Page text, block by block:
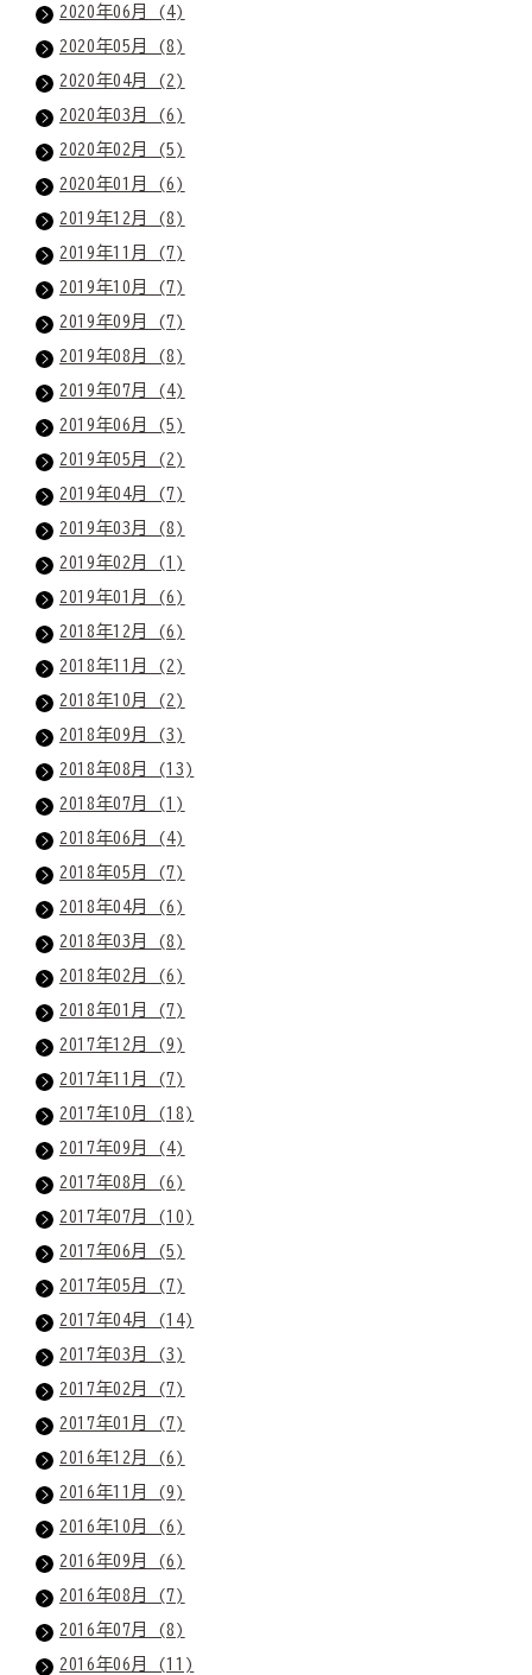
2020年06月 (4)
2020年05月 (8)
2020年04月 (2)
2020年03月 (6)
2020年02月 (5)
2020年01月 (6)
2019年12月 (8)
2019年11月 (7)
2019年10月 (7)
2019年09月 (7)
2019年08月 (8)
2019年07月 (4)
2019年06月 (5)
2019年05月 (2)
2019年04月 (7)
2019年03月 (8)
2019年02月 (1)
2019年01月 (6)
2018年12月 (6)
2018年11月 (2)
2018年10月 (2)
2018年09月 (3)
2018年08月 (13)
2018年07月 (1)
2018年06月 (4)
2018年05月 (7)
2018年04月 (6)
2018年03月 (8)
2018年02月 (6)
2018年01月 (7)
2017年12月 (9)
2017年11月 (7)
2017年10月 (18)
2017年09月 (4)
2017年08月 (6)
2017年07月 (10)
2017年06月 (5)
2017年05月 (7)
2017年04月 (14)
2017年03月 (3)
2017年02月 (7)
2017年01月 (7)
2016年12月 (6)
2016年11月 (9)
2016年10月 (6)
2016年09月 (6)
2016年08月 (7)
2016年07月 (8)
2016年06月 (11)